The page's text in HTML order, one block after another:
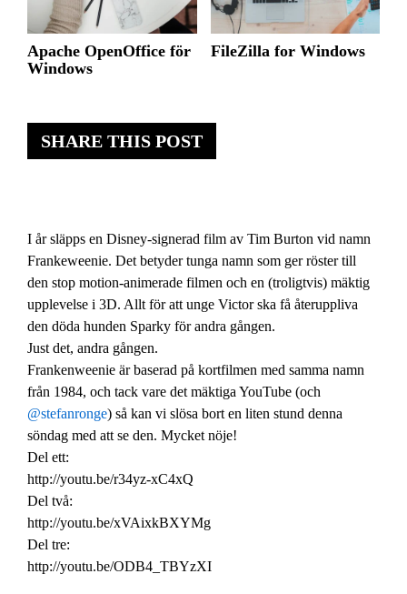
SHARE THIS POST
I år släpps en Disney-signerad film av Tim Burton vid namn
Frankeweenie. Det betyder tunga namn som ger röster till
den stop motion-animerade filmen och en (troligtvis) mäktig
upplevelse i 3D. Allt för att unge Victor ska få återuppliva
den döda hunden Sparky för andra gången.
Just det, andra gången.
Frankenweenie är baserad på kortfilmen med samma namn
från 1984, och tack vare det mäktiga YouTube (och
@stefanronge) så kan vi slösa bort en liten stund denna
söndag med att se den. Mycket nöje!
Del ett:
http://youtu.be/r34yz-xC4xQ
Del två:
http://youtu.be/xVAixkBXYMg
Del tre:
http://youtu.be/ODB4_TBYzXI
Apache OpenOffice för
Windows
FileZilla for Windows